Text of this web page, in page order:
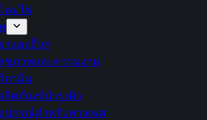
คมไฟ
าและอื่นๆ
ขภาพและความงาม
ตามิน
ลิตภัณฑ์บำรุงผิว
ปกรณ์สำหรับทางเพศ